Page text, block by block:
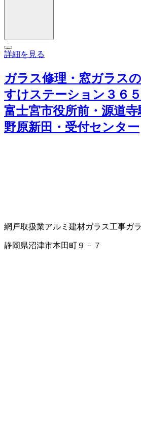
詳細を見る
ガラス修理・窓ガラス
すけステーション３６
富士宮市役所前・源道
野原新田・受付センター
網戸取扱業アルミ建材ガラス工事ガ
静岡県沼津市本田町９－７